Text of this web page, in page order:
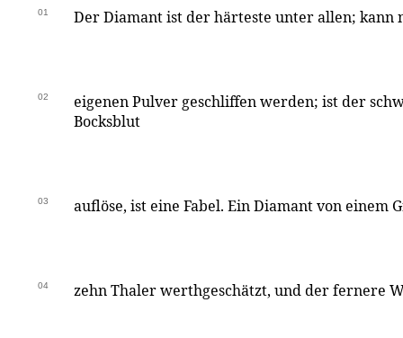
01 Der Diamant ist der härteste unter allen; kann
02
eigenen Pulver geschliffen werden; ist der
Bocksblut
03 auflöse, ist eine Fabel. Ein Diamant von einem
04 zehn Thaler werthgeschätzt, und der fernere